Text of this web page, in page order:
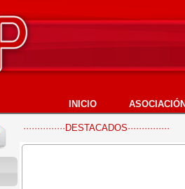
INICIO
···············DESTACADOS···············